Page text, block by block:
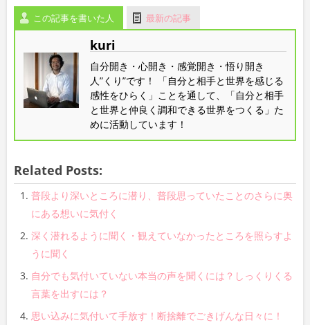
この記事を書いた人 最新の記事
kuri
自分開き・心開き・感覚開き・悟り開き
人”くり”です！ 「自分と相手と世界を感じる
感性をひらく」ことを通して、「自分と相手
と世界と仲良く調和できる世界をつくる」た
めに活動しています！
Related Posts:
普段より深いところに潜り、普段思っていたことのさらに奥
にある想いに気付く
深く潜れるように聞く・観えていなかったところを照らすよ
うに聞く
自分でも気付いていない本当の声を聞くには？しっくりくる
言葉を出すには？
思い込みに気付いて手放す！断捨離でごきげんな日々に！